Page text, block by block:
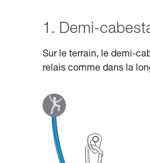
1. Demi-
Sur le terrain, le demi-
relais comme dans la